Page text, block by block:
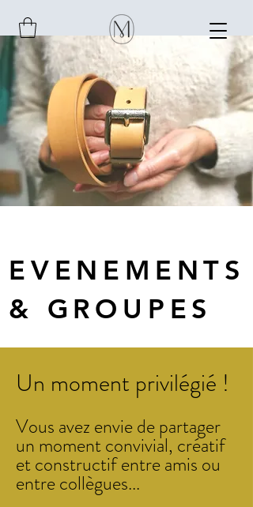
EVENEMENTS
& GROUPES
Un moment privilégié !
Vous avez envie de partager
un moment convivial, créatif
et constructif entre amis ou
entre collègues...